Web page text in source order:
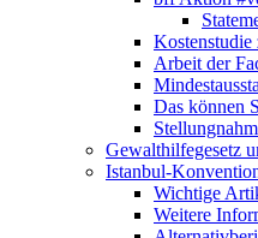
Kostenstudie
Arbeit der
Das können
Gewalthilfegesetz
Istanbul-
Wichtige
Weitere